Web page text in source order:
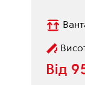
Від